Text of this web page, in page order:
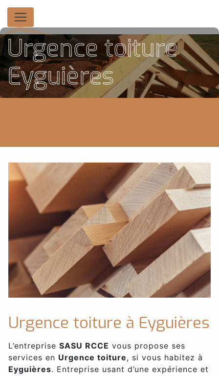
Panneau de gestion des cookies
Urgence toiture
Eyguières
Urgence toiture à Eyguières
L’entreprise SASU RCCE vous propose ses
services en Urgence toiture, si vous habitez à
Eyguières. Entreprise usant d’une expérience et